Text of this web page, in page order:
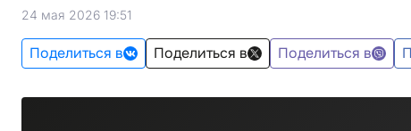
24 мая 2026 19:51
Поделиться в Поделиться в Поделиться в